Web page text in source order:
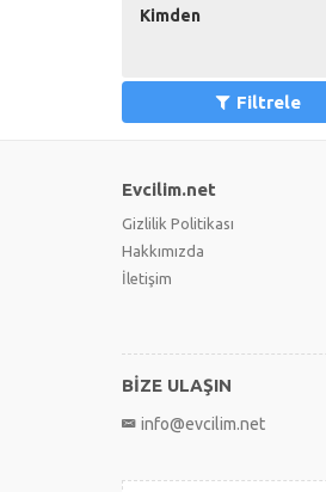
Kimden
Filtrele
Evcilim.net
Gizlilik Politikası
Hakkımızda
İletişim
BİZE ULAŞIN
info@evcilim.net